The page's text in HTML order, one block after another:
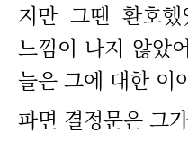
지만 그땐 환호
느낌이 나지 않았
늘은 그에 대한 이
파면 결정문은 그